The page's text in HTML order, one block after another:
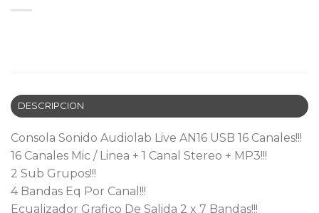
DESCRIPCION
Consola Sonido Audiolab Live AN16 USB 16 Canales!!!
16 Canales Mic / Linea + 1 Canal Stereo + MP3!!!
2 Sub Grupos!!!
4 Bandas Eq Por Canal!!!
Ecualizador Grafico De Salida 2 x 7 Bandas!!!